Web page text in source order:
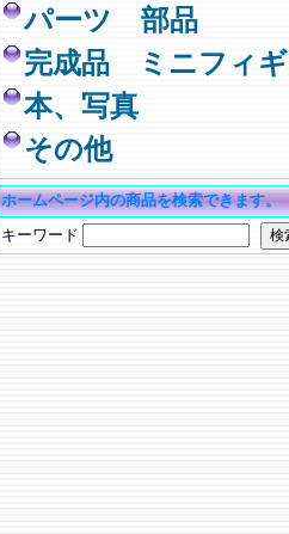
パーツ 部品
完成品 ミニフィ
本、写真
その他
ホームページ内の商品を検索できます。
キーワード